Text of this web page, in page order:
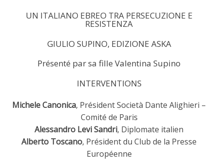
UN ITALIANO EBREO TRA PERSECUZIONE E
RESISTENZA
GIULIO SUPINO, EDIZIONE ASKA
Présenté par sa fille Valentina Supino
INTERVENTIONS
Michele Canonica, Président Società Dante Alighieri –
Comité de Paris
Alessandro Levi Sandri, Diplomate italien
Alberto Toscano, Président du Club de la Presse
Européenne